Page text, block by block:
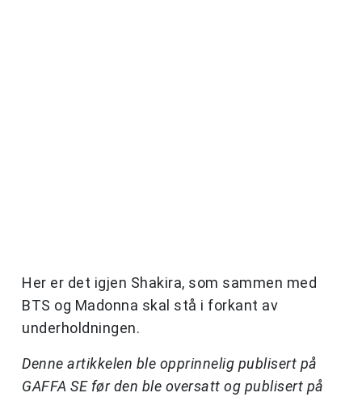
Her er det igjen Shakira, som sammen med
BTS og Madonna skal stå i forkant av
underholdningen.
Denne artikkelen ble opprinnelig publisert på
GAFFA SE før den ble oversatt og publisert på